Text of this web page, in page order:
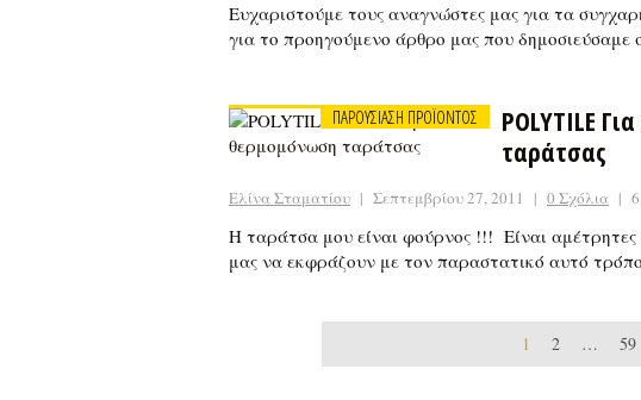
Ευχαριστούμε τους αναγνώστες μας για τα
για το προηγούμενο άρθρο μας που
ΠΑΡΟΥΣΙΑΣΗ ΠΡΟΪΟΝΤΟΣ
POLYTILE
ταράτσας
Ελίνα Σταματίου | Σεπτεμβρίου 27, 2011 | 0 Σχόλια |
Η ταράτσα μου είναι φούρνος !!! Είναι αμέτρητες
μας να εκφράζουν με τον παραστατικό αυτό
1 2 … 59